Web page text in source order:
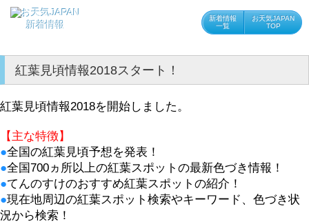
新着情報
新着情報
一覧
お天気JAPAN
TOP
紅葉見頃情報2018スタート！
紅葉見頃情報2018を開始しました。
【主な特徴】
●全国の紅葉見頃予想を発表！
●全国700ヵ所以上の紅葉スポットの最新色づき情報！
●てんのすけのおすすめ紅葉スポットの紹介！
●現在地周辺の紅葉スポット検索やキーワード、色づき状
況から検索！